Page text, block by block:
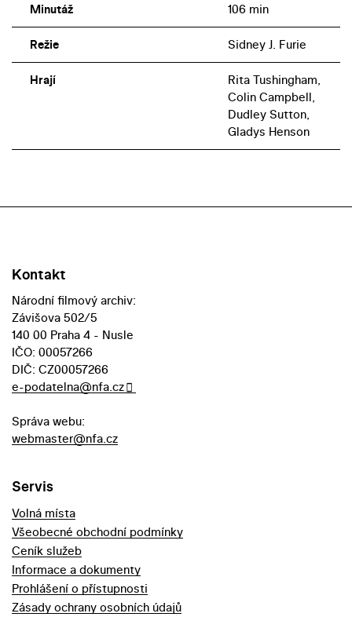
Minutáž 106 min
Režie Sidney J. Furie
Hrají
Rita Tushingham,
Colin Campbell,
Dudley Sutton,
Gladys Henson
Kontakt
Národní filmový archiv:
Závišova 502/5
140 00 Praha 4 - Nusle
IČO: 00057266
DIČ: CZ00057266
e-podatelna@nfa.cz
Správa webu:
webmaster@nfa.cz
Servis
Volná místa
Všeobecné obchodní podmínky
Ceník služeb
Informace a dokumenty
Prohlášení o přístupnosti
Zásady ochrany osobních údajů